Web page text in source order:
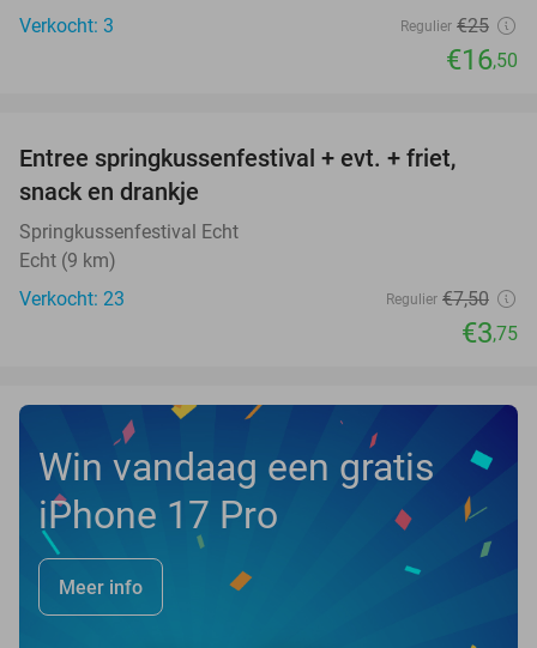
Verkocht: 3
Regulier €25
€16,50
TODAY
Entree springkussenfestival + evt. + friet,
snack en drankje
Springkussenfestival Echt
Echt (9 km)
Verkocht: 23
Regulier €7,50
€3,75
Win vandaag een gratis
iPhone 17 Pro
Meer info